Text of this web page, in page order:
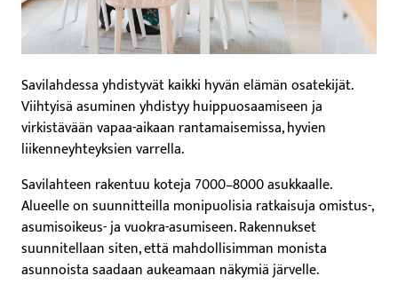
Savilahdessa yhdistyvät kaikki hyvän elämän osatekijät.
Viihtyisä asuminen yhdistyy huippuosaamiseen ja
virkistävään vapaa-aikaan rantamaisemissa, hyvien
liikenneyhteyksien varrella.
Savilahteen rakentuu koteja 7000–8000 asukkaalle.
Alueelle on suunnitteilla monipuolisia ratkaisuja omistus-,
asumisoikeus- ja vuokra-asumiseen. Rakennukset
suunnitellaan siten, että mahdollisimman monista
asunnoista saadaan aukeamaan näkymiä järvelle.